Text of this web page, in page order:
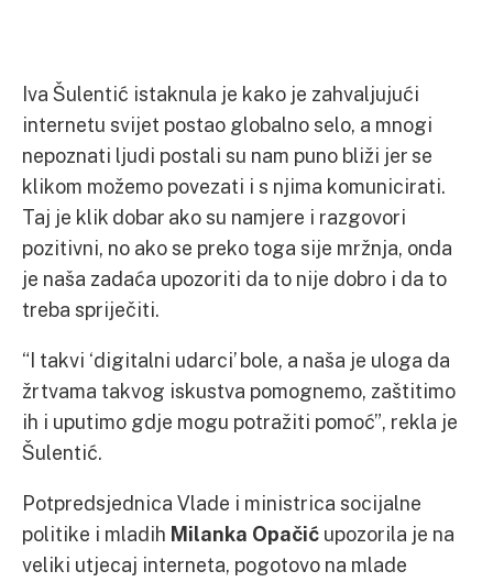
Iva Šulentić istaknula je kako je zahvaljujući
internetu svijet postao globalno selo, a mnogi
nepoznati ljudi postali su nam puno bliži jer se
klikom možemo povezati i s njima komunicirati.
Taj je klik dobar ako su namjere i razgovori
pozitivni, no ako se preko toga sije mržnja, onda
je naša zadaća upozoriti da to nije dobro i da to
treba spriječiti.
“I takvi ‘digitalni udarci’ bole, a naša je uloga da
žrtvama takvog iskustva pomognemo, zaštitimo
ih i uputimo gdje mogu potražiti pomoć”, rekla je
Šulentić.
Potpredsjednica Vlade i ministrica socijalne
politike i mladih Milanka Opačić upozorila je na
veliki utjecaj interneta, pogotovo na mlade